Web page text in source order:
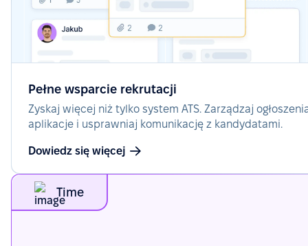
Pełne wsparcie rekrutacji
Zyskaj więcej niż tylko system ATS. Zarządzaj
aplikacje i usprawniaj komunikację z kandydatami.
Dowiedz się więcej
Time